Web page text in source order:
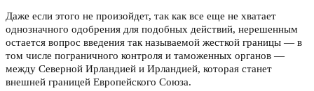
Даже если этого не произойдет, так как все еще не хватает
однозначного одобрения для подобных действий, нерешенным
остается вопрос введения так называемой жесткой границы — в
том числе пограничного контроля и таможенных органов —
между Северной Ирландией и Ирландией, которая станет
внешней границей Европейского Союза.